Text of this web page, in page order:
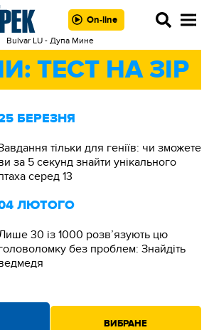
On-line
Bulvar LU - Дупа Мине
ТЕСТ НА ЗІР
БЕРЕЗНЯ
тільки для геніїв: чи зможете
за 5 секунд знайти унікального
серед 13
ЛЮТОГО
30 із 1000 розв’язують цю
без проблем: Знайдіть
ВИБРАНЕ